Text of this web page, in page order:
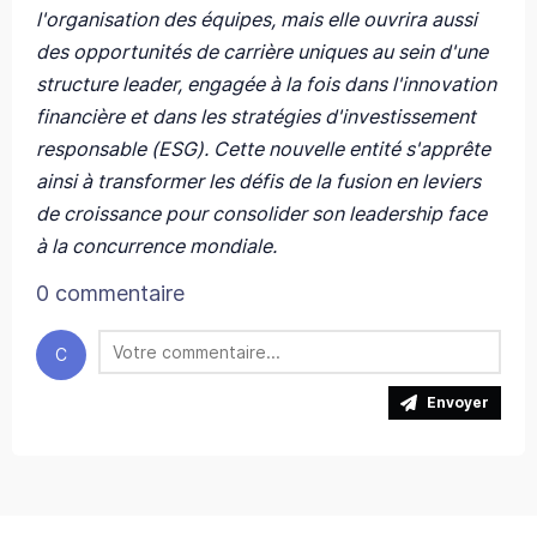
l'organisation des équipes, mais elle ouvrira aussi
des opportunités de carrière uniques au sein d'une
structure leader, engagée à la fois dans l'innovation
financière et dans les stratégies d'investissement
responsable (ESG). Cette nouvelle entité s'apprête
ainsi à transformer les défis de la fusion en leviers
de croissance pour consolider son leadership face
à la concurrence mondiale.
0 commentaire
C
Envoyer